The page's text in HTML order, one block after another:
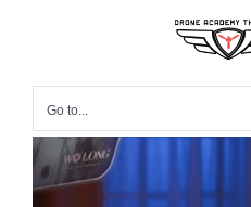
content
Go to...